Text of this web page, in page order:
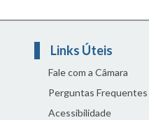
Links Úteis
Fale com a Câmara
Perguntas Frequentes
Acessibilidade